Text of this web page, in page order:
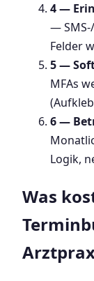
4 —
—
Felder
5 —
MFAs
6 —
Logik,
Was